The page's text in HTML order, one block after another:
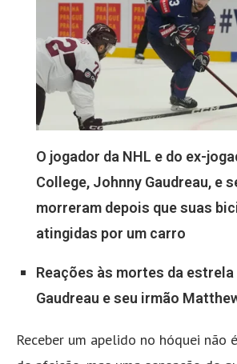
O jogador da NHL e do ex-
College, Johnny Gaudreau, e
morreram depois que suas
atingidas por um carro
Reações às mortes da
Gaudreau e seu irmão
Receber um apelido no hóquei não